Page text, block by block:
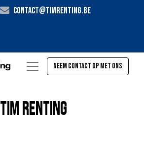
contact@timrenting.be
Neem contact op met ons
Tim Renting